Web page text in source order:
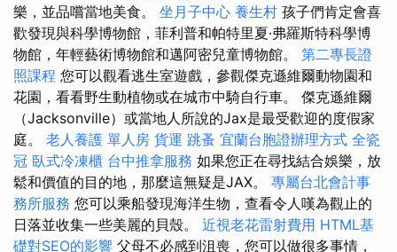
樂，並品嚐當地美食。 坐月子中心 養生村 孩子們肯定會喜
歡發現與科學博物館，菲利普和帕特里夏·弗羅斯特科學博
物館，年輕藝術博物館和邁阿密兒童博物館。 第二專長證
照課程 您可以觀看逃生室遊戲，參觀傑克遜維爾動物園和
花園，看看野生動植物或在城市中騎自行車。 傑克遜維爾
（Jacksonville）或當地人所說的Jax是最受歡迎的度假家
庭。 老人養護 單人房 貨運 跳蚤 宜蘭台胞證辦理方式 全瓷
冠 臥式冷凍櫃 台中推拿服務 如果您正在尋找結合娛樂，放
鬆和價值的目的地，那麼這無疑是JAX。 專屬台北會計事
務所服務 您可以乘船發現海洋生物，查看令人嘆為觀止的
日落並收集一些美麗的貝殼。 近視老花雷射費用 HTML基
礎對SEO的影響 父母不必感到沮喪，您可以做很多事情，